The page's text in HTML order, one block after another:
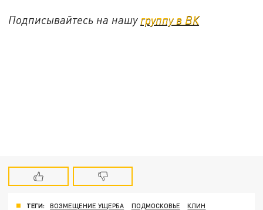
Подписывайтесь на нашу группу в ВК
ТЕГИ: ВОЗМЕЩЕНИЕ УЩЕРБА ПОДМОСКОВЬЕ
КЛИН